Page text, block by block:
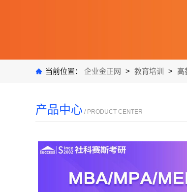
当前位置： 企业金正网 > 教育培训 > 高
产品中心 / PRODUCT CENTER